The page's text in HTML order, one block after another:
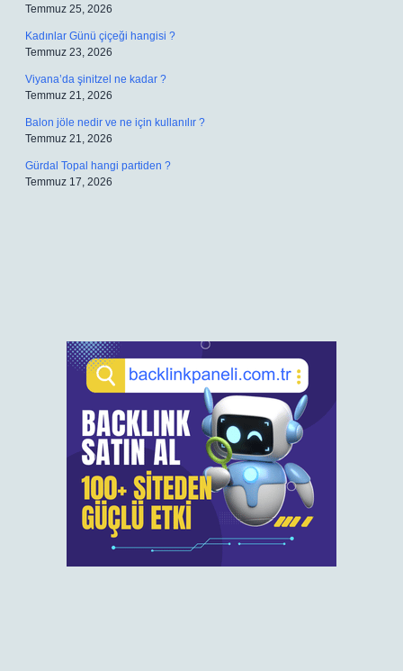
Temmuz 25, 2026
Kadınlar Günü çiçeği hangisi ?
Temmuz 23, 2026
Viyana’da şinitzel ne kadar ?
Temmuz 21, 2026
Balon jöle nedir ve ne için kullanılır ?
Temmuz 21, 2026
Gürdal Topal hangi partiden ?
Temmuz 17, 2026